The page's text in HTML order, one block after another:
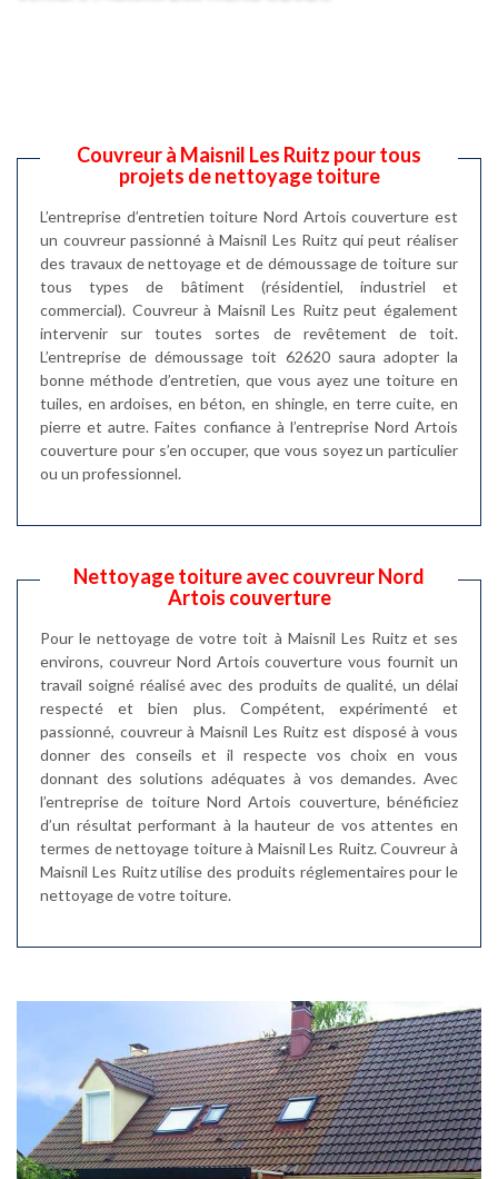
Couvreur à Maisnil Les Ruitz pour tous
projets de nettoyage toiture
L’entreprise d’entretien toiture Nord Artois couverture est
un couvreur passionné à Maisnil Les Ruitz qui peut réaliser
des travaux de nettoyage et de démoussage de toiture sur
tous types de bâtiment (résidentiel, industriel et
commercial). Couvreur à Maisnil Les Ruitz peut également
intervenir sur toutes sortes de revêtement de toit.
L’entreprise de démoussage toit 62620 saura adopter la
bonne méthode d’entretien, que vous ayez une toiture en
tuiles, en ardoises, en béton, en shingle, en terre cuite, en
pierre et autre. Faites confiance à l’entreprise Nord Artois
couverture pour s’en occuper, que vous soyez un particulier
ou un professionnel.
Nettoyage toiture avec couvreur Nord
Artois couverture
Pour le nettoyage de votre toit à Maisnil Les Ruitz et ses
environs, couvreur Nord Artois couverture vous fournit un
travail soigné réalisé avec des produits de qualité, un délai
respecté et bien plus. Compétent, expérimenté et
passionné, couvreur à Maisnil Les Ruitz est disposé à vous
donner des conseils et il respecte vos choix en vous
donnant des solutions adéquates à vos demandes. Avec
l’entreprise de toiture Nord Artois couverture, bénéficiez
d’un résultat performant à la hauteur de vos attentes en
termes de nettoyage toiture à Maisnil Les Ruitz. Couvreur à
Maisnil Les Ruitz utilise des produits réglementaires pour le
nettoyage de votre toiture.